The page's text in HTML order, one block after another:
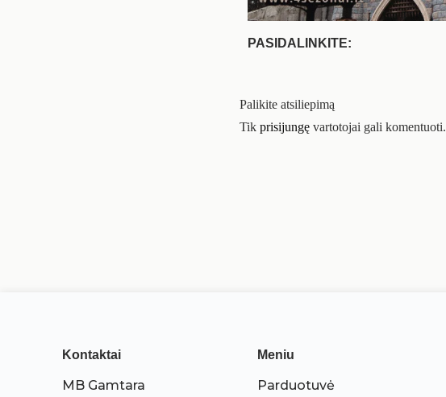
PASIDALINKITE:
Palikite atsiliepimą
Tik prisijungę vartotojai gali komentuoti.
Kontaktai
MB Gamtara
Meniu
Parduotuvė